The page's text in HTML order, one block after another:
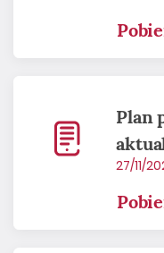
Plan
27/11/